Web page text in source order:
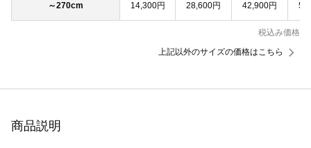
～270cm 14,300円 28,600円 42,900円
税込み価格
上記以外のサイズの価格はこちら
商品説明